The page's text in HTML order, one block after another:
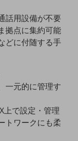
話用設備が不要
拠点に集約可能
どに付随する手
一元的に管理す
上で設定・管理
トワークにも柔